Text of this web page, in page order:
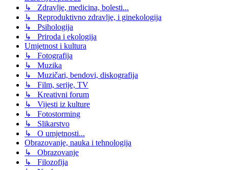
↳ Zdravlje, medicina, bolesti...
↳ Reproduktivno zdravlje, i ginekologija
↳ Psihologija
↳ Priroda i ekologija
Umjetnost i kultura
↳ Fotografija
↳ Muzika
↳ Muzičari, bendovi, diskografija
↳ Film, serije, TV
↳ Kreativni forum
↳ Vijesti iz kulture
↳ Fotostorming
↳ Slikarstvo
↳ O umjetnosti...
Obrazovanje, nauka i tehnologija
↳ Obrazovanje
↳ Filozofija